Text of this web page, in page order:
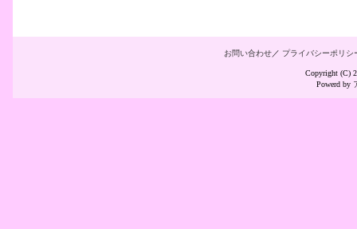
お問い合わせ／ プライバシーポリシ
Copyright (C)
Powerd by